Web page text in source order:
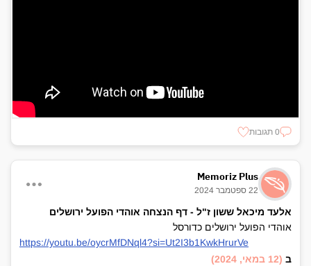
0 תגובות
Memoriz Plus
22 ספטמבר 2024
אלעד מיכאל ששון ז"ל - דף הנצחה אוהדי הפועל ירושלים
אוהדי הפועל ירושלים כדורסל
https://youtu.be/oycrMfDNql4?si=Ut2I3b1KwkHrurVe
ב (12 במאי, 2024)